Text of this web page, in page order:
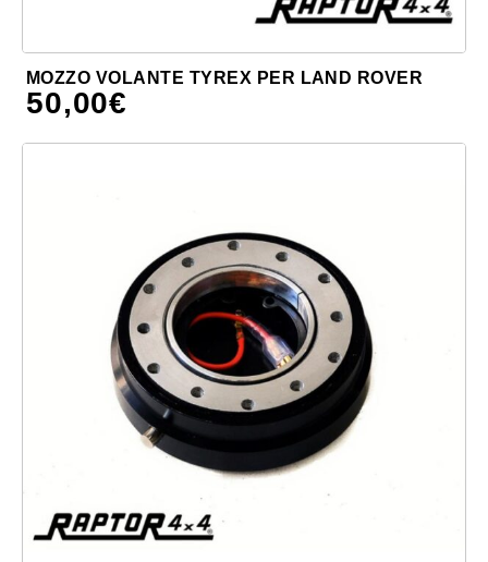
MOZZO VOLANTE TYREX PER LAND ROVER
50,00€